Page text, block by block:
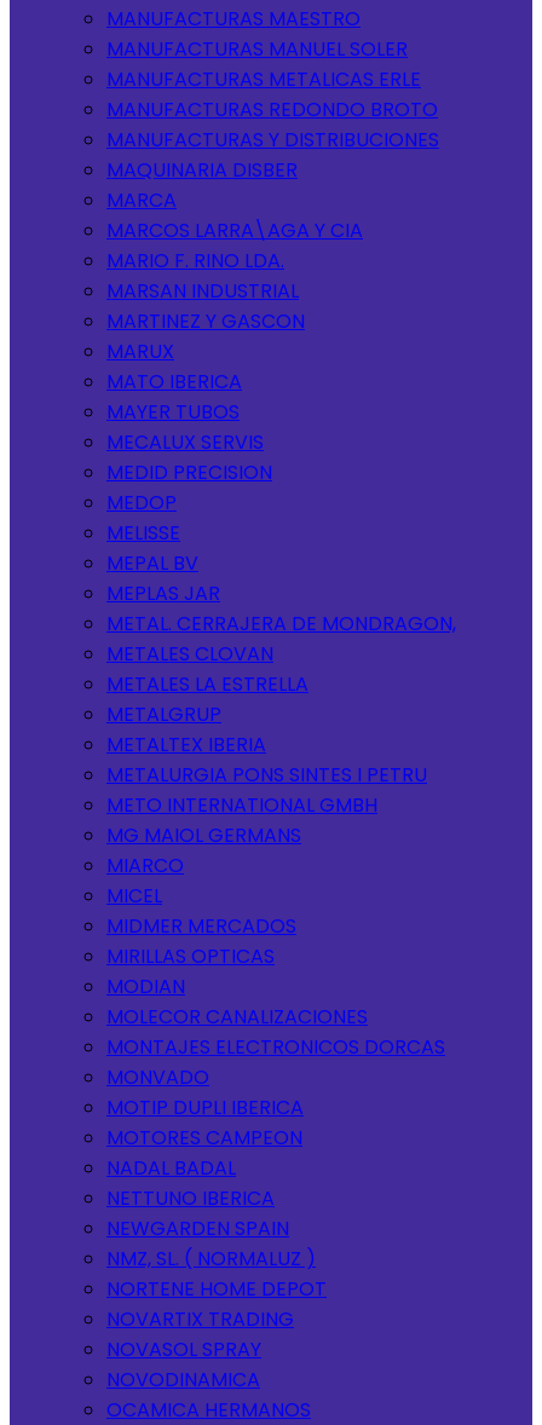
MANUFACTURAS MAESTRO
MANUFACTURAS MANUEL SOLER
MANUFACTURAS METALICAS ERLE
MANUFACTURAS REDONDO BROTO
MANUFACTURAS Y DISTRIBUCIONES
MAQUINARIA DISBER
MARCA
MARCOS LARRA\AGA Y CIA
MARIO F. RINO LDA.
MARSAN INDUSTRIAL
MARTINEZ Y GASCON
MARUX
MATO IBERICA
MAYER TUBOS
MECALUX SERVIS
MEDID PRECISION
MEDOP
MELISSE
MEPAL BV
MEPLAS JAR
METAL. CERRAJERA DE MONDRAGON,
METALES CLOVAN
METALES LA ESTRELLA
METALGRUP
METALTEX IBERIA
METALURGIA PONS SINTES I PETRU
METO INTERNATIONAL GMBH
MG MAIOL GERMANS
MIARCO
MICEL
MIDMER MERCADOS
MIRILLAS OPTICAS
MODIAN
MOLECOR CANALIZACIONES
MONTAJES ELECTRONICOS DORCAS
MONVADO
MOTIP DUPLI IBERICA
MOTORES CAMPEON
NADAL BADAL
NETTUNO IBERICA
NEWGARDEN SPAIN
NMZ, SL. ( NORMALUZ )
NORTENE HOME DEPOT
NOVARTIX TRADING
NOVASOL SPRAY
NOVODINAMICA
OCAMICA HERMANOS